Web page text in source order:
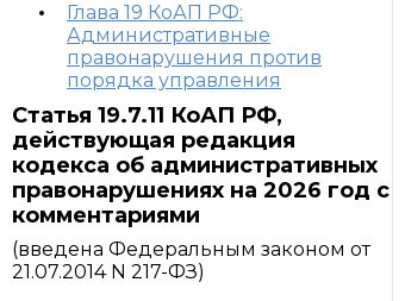
Глава 19 КоАП РФ:
Административные
правонарушения против
порядка управления
Статья 19.7.11 КоАП РФ,
действующая редакция
кодекса об административных
правонарушениях на 2026 год с
комментариями
(введена Федеральным законом от
21.07.2014 N 217-ФЗ)